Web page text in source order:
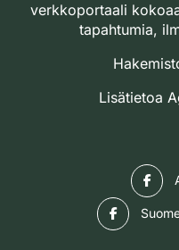
verkkoportaali
tapahtumia,
Lisätietoa